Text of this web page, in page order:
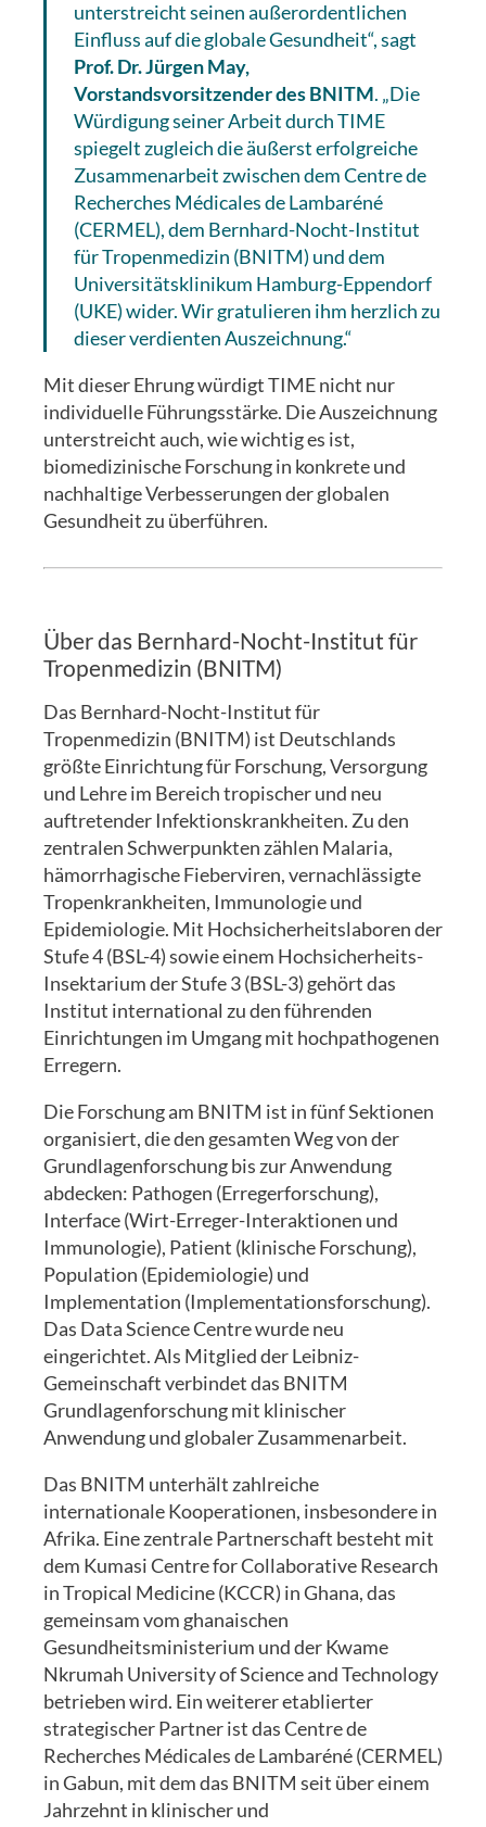
unterstreicht seinen außerordentlichen
Einfluss auf die globale Gesundheit“, sagt
Prof. Dr. Jürgen May,
Vorstandsvorsitzender des BNITM. „Die
Würdigung seiner Arbeit durch TIME
spiegelt zugleich die äußerst erfolgreiche
Zusammenarbeit zwischen dem Centre de
Recherches Médicales de Lambaréné
(CERMEL), dem Bernhard-Nocht-Institut
für Tropenmedizin (BNITM) und dem
Universitätsklinikum Hamburg-Eppendorf
(UKE) wider. Wir gratulieren ihm herzlich zu
dieser verdienten Auszeichnung.“
Mit dieser Ehrung würdigt TIME nicht nur
individuelle Führungsstärke. Die Auszeichnung
unterstreicht auch, wie wichtig es ist,
biomedizinische Forschung in konkrete und
nachhaltige Verbesserungen der globalen
Gesundheit zu überführen.
Über das Bernhard-Nocht-Institut für
Tropenmedizin (BNITM)
Das Bernhard-Nocht-Institut für
Tropenmedizin (BNITM) ist Deutschlands
größte Einrichtung für Forschung, Versorgung
und Lehre im Bereich tropischer und neu
auftretender Infektionskrankheiten. Zu den
zentralen Schwerpunkten zählen Malaria,
hämorrhagische Fieberviren, vernachlässigte
Tropenkrankheiten, Immunologie und
Epidemiologie. Mit Hochsicherheitslaboren der
Stufe 4 (BSL-4) sowie einem Hochsicherheits-
Insektarium der Stufe 3 (BSL-3) gehört das
Institut international zu den führenden
Einrichtungen im Umgang mit hochpathogenen
Erregern.
Die Forschung am BNITM ist in fünf Sektionen
organisiert, die den gesamten Weg von der
Grundlagenforschung bis zur Anwendung
abdecken: Pathogen (Erregerforschung),
Interface (Wirt-Erreger-Interaktionen und
Immunologie), Patient (klinische Forschung),
Population (Epidemiologie) und
Implementation (Implementationsforschung).
Das Data Science Centre wurde neu
eingerichtet. Als Mitglied der Leibniz-
Gemeinschaft verbindet das BNITM
Grundlagenforschung mit klinischer
Anwendung und globaler Zusammenarbeit.
Das BNITM unterhält zahlreiche
internationale Kooperationen, insbesondere in
Afrika. Eine zentrale Partnerschaft besteht mit
dem Kumasi Centre for Collaborative Research
in Tropical Medicine (KCCR) in Ghana, das
gemeinsam vom ghanaischen
Gesundheitsministerium und der Kwame
Nkrumah University of Science and Technology
betrieben wird. Ein weiterer etablierter
strategischer Partner ist das Centre de
Recherches Médicales de Lambaréné (CERMEL)
in Gabun, mit dem das BNITM seit über einem
Jahrzehnt in klinischer und